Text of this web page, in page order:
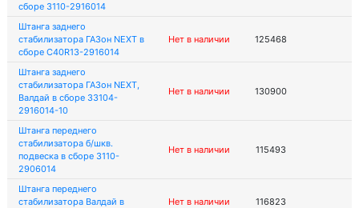
сборе 3110-2916014
Штанга заднего
стабилизатора ГАЗон NEXT в
сборе C40R13-2916014
Нет в наличии 125468
Штанга заднего
стабилизатора ГАЗон NEXT,
Валдай в сборе 33104-
2916014-10
Нет в наличии 130900
Штанга переднего
стабилизатора б/шкв.
подвеска в сборе 3110-
2906014
Нет в наличии 115493
Штанга переднего
стабилизатора Валдай в
Нет в наличии 116823